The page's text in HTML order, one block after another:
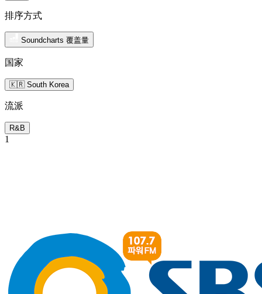
排序方式
Soundcharts 覆盖量
国家
🇰🇷 South Korea
流派
R&B
1